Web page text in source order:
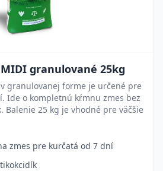
granulované 25kg
granulovanej forme je určené pre
Ide o kompletnú kŕmnu zmes bez
Balenie 25 kg je vhodné pre väčšie
zmes pre kurčatá od 7 dní